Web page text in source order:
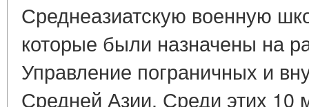
Среднеазиатскую военную
которые были назначены на
Управление пограничных и
Средней Азии. Среди этих 10